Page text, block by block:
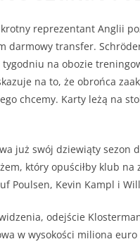
reprezentant Anglii
darmowy transfer.
na obozie
na to, że obrońca
chcemy. Karty leżą na
już swój dziewiąty sezon
który opuściłby klub
Poulsen, Kevin Kampl i
odejście
w wysokości miliona